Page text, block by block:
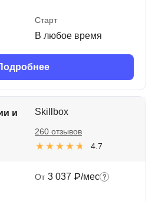
Старт
В любое время
и
Skillbox
4.7
260 отзывов
От 3 037 ₽/мес